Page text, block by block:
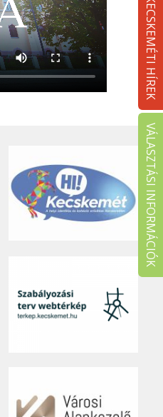
KECSKEMÉTI HÍREK
VÁLASZTÁSI INFORMÁCIÓK